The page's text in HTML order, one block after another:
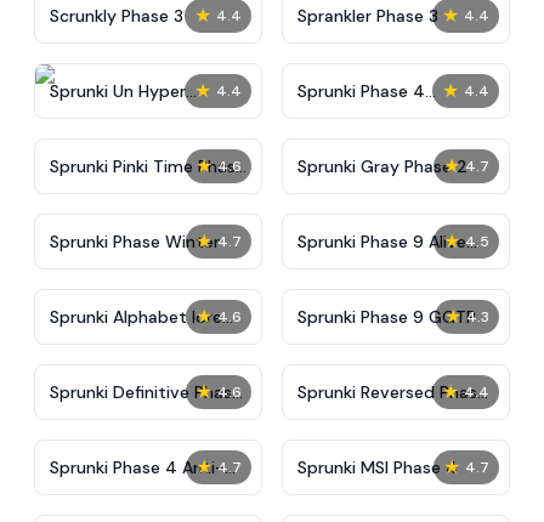
★ 4.4
Scrunkly Phase 3 ★ 4.4
Sprankler Phase 3
★ 4.4
Sprunki Un Hyper
Shifted Phase 4
★ 4.4
Sprunki Phase 4
Alternate Edition
★ 4.6
Sprunki Pinki Time Phase
3
★ 4.7
Sprunki Gray Phase 2
★ 4.7
Sprunki Phase Winter ★ 4.5
Sprunki Phase 9 Alive
And Malediction
★ 4.6
Sprunki Alphabet lore
Arabic Phase 3
★ 4.3
Sprunki Phase 9 GGTP
★ 4.6
Sprunki Definitive Phase
9 New
★ 4.4
Sprunki Reversed Phase
3 Definitive
★ 4.7
Sprunki Phase 4 Anti-
Shifted
★ 4.7
Sprunki MSI Phase 4